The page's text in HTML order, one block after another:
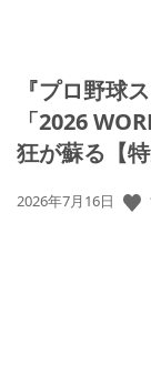
『プロ野球
「2026
狂が蘇る【特
公
2026年7月16日